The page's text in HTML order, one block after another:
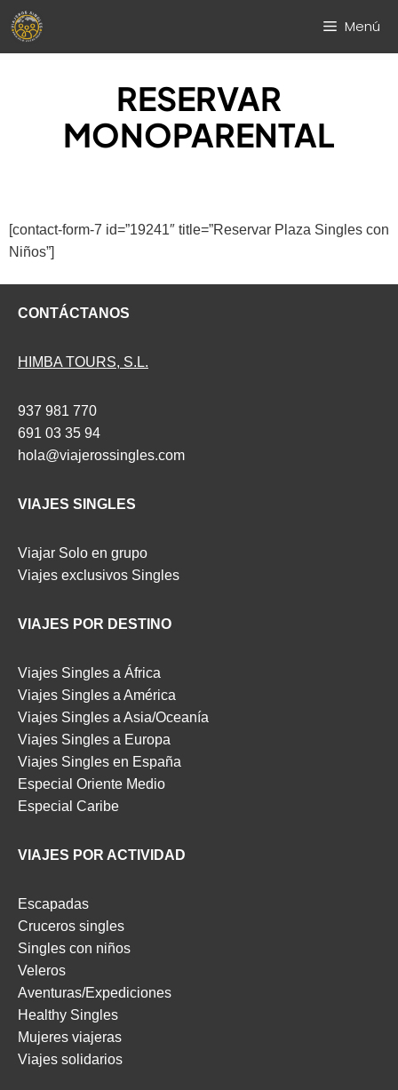
Saltar
contenido
Menú
RESERVAR
MONOPARENTAL
[contact-form-7 id=”19241″ title=”Reservar Plaza Singles con
Niños”]
CONTÁCTANOS
HIMBA TOURS, S.L.
937 981 770
691 03 35 94
hola@viajerossingles.com
VIAJES SINGLES
Viajar Solo en grupo
Viajes exclusivos Singles
VIAJES POR DESTINO
Viajes Singles a África
Viajes Singles a América
Viajes Singles a Asia/Oceanía
Viajes Singles a Europa
Viajes Singles en España
Especial Oriente Medio
Especial Caribe
VIAJES POR ACTIVIDAD
Escapadas
Cruceros singles
Singles con niños
Veleros
Aventuras/Expediciones
Healthy Singles
Mujeres viajeras
Viajes solidarios